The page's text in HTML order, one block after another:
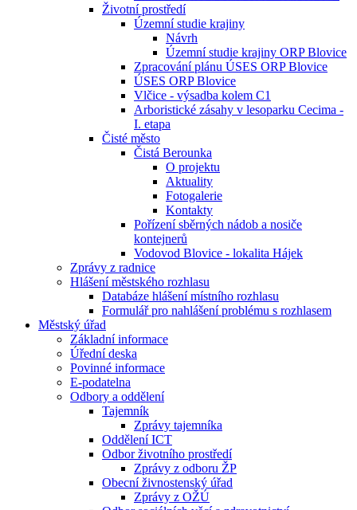
Životní prostředí
Územní studie krajiny
Návrh
Územní studie krajiny ORP Blovice
Zpracování plánu ÚSES ORP Blovice
ÚSES ORP Blovice
Vlčice - výsadba kolem C1
Arboristické zásahy v lesoparku Cecima -
I. etapa
Čisté město
Čistá Berounka
O projektu
Aktuality
Fotogalerie
Kontakty
Pořízení sběrných nádob a nosiče
kontejnerů
Vodovod Blovice - lokalita Hájek
Zprávy z radnice
Hlášení městského rozhlasu
Databáze hlášení místního rozhlasu
Formulář pro nahlášení problému s rozhlasem
Městský úřad
Základní informace
Úřední deska
Povinné informace
E-podatelna
Odbory a oddělení
Tajemník
Zprávy tajemníka
Oddělení ICT
Odbor životního prostředí
Zprávy z odboru ŽP
Obecní živnostenský úřad
Zprávy z OŽÚ